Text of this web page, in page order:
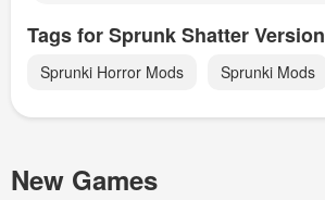
Tags for Sprunk Shatter Version
Sprunki Horror Mods Sprunki Mods
New Games